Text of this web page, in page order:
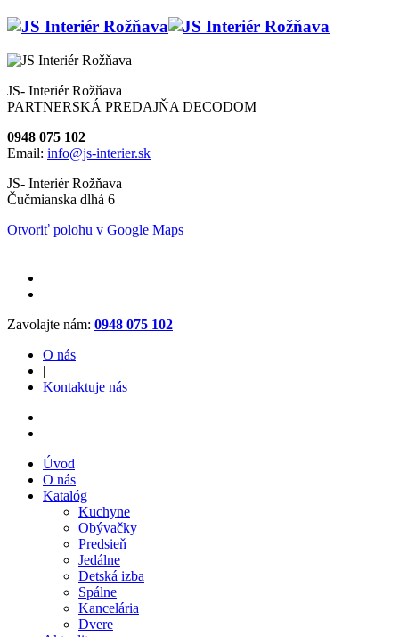
JS- Interiér Rožňava
PARTNERSKÁ PREDAJŇA DECODOM
0948 075 102
Email: info@js-interier.sk
JS- Interiér Rožňava
Čučmianska dlhá 6
Otvoriť polohu v Google Maps
Zavolajte nám: 0948 075 102
O nás
|
Kontaktuje nás
Úvod
O nás
Katalóg
Kuchyne
Obývačky
Predsieň
Jedálne
Detská izba
Spálne
Kancelária
Dvere